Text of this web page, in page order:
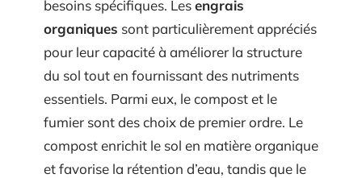
besoins spécifiques. Lesengrais
organiques sont particulièrement appréciés
pour leur capacité à améliorer la structure
du sol tout en fournissant des nutriments
essentiels. Parmi eux, le compost et le
fumier sont des choix de premier ordre. Le
compost enrichit le sol en matière organique
et favorise la rétention d’eau, tandis que le